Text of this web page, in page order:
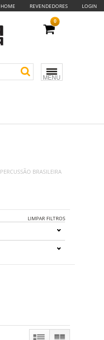
HOME REVENDEDORES LOGIN
MENU
0
PERCUSSÃO BRASILEIRA
LIMPAR FILTROS